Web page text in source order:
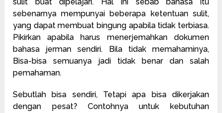
sebenarnya mempunyai beberapa ketentuan sulit,
yang dapat membuat bingung apabila tidak terbiasa.
Pikirkan apabila harus menerjemahkan dokumen
bahasa jerman sendiri. Bila tidak memahaminya,
Bisa-bisa semuanya jadi tidak benar dan salah
pemahaman.
Sebutlah bisa sendiri, Tetapi apa bisa dikerjakan
dengan pesat? Contohnya untuk kebutuhan